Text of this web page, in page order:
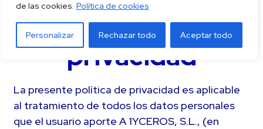
de las cookies. Política de cookies
Personalizar Rechazar todo Aceptar todo
Política de
privacidad
La presente política de privacidad es aplicable
al tratamiento de todos los datos personales
que el usuario aporte A 1YCEROS, S.L., (en